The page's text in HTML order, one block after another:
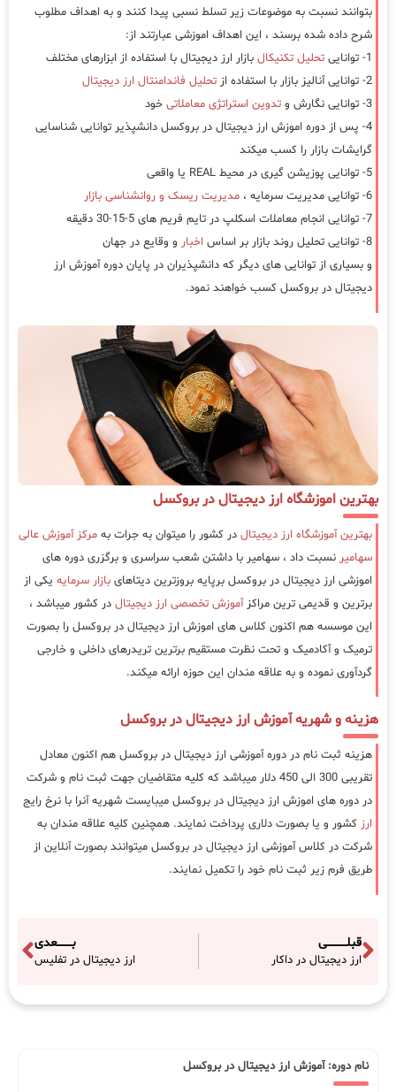
بتوانند نسبت به موضوعات زیر تسلط نسبی پیدا کنند و به اهداف مطلوب
شرح داده شده برسند ، این اهداف اموزشی عبارتند از:
1- توانایی
تحلیل تکنیکال بازار ارز دیجیتال با استفاده از ابزارهای مختلف
2- توانایی آنالیز بازار با استفاده از
تحلیل فاندامنتال ارز دیجیتال
3- توانایی نگارش و
تدوین استراتژی معاملاتی خود
4- پس از دوره اموزش ارز دیجیتال در بروکسل دانشپذیر توانایی شناسایی
گرایشات بازار را کسب میکند
5- توانایی پوزیشن گیری در محیط REAL یا واقعی
6- توانایی مدیریت سرمایه ،
مدیریت ریسک و روانشناسی بازار
7- توانایی انجام معاملات اسکلپ در تایم فریم های 5-15-30 دقیقه
8- توانایی تحلیل روند بازار بر اساس
اخبار و وقایع در جهان
و بسیاری از توانایی های دیگر که دانشپذیران در پایان دوره آموزش ارز
دیجیتال در بروکسل کسب خواهند نمود.
بهترین اموزشگاه ارز دیجیتال در بروکسل
بهترین آموزشگاه ارز دیجیتال در کشور را میتوان به جرات به مرکز آموزش عالی
سهامیر نسبت داد ، سهامیر با داشتن شعب سراسری و برگزری دوره های
اموزشی ارز دیجیتال در بروکسل برپایه بروزترین دیتاهای بازار سرمایه یکی از
برترین و قدیمی ترین مراکزآموزش تخصصی ارز دیجیتال در کشور میباشد ،
این موسسه هم اکنون کلاس های اموزش ارز دیجیتال در بروکسل را بصورت
ترمیک و آکادمیک و تحت نظرت مستقیم برترین تریدرهای داخلی و خارجی
گردآوری نموده و به علاقه مندان این حوزه ارائه میکند.
هزینه و شهریه آموزش ارز دیجیتال در بروکسل
هزینه ثبت نام در دوره آموزشی ارز دیجیتال در بروکسل هم اکنون معادل
تقریبی 300 الی 450 دلار میباشد که کلیه متقاضیان جهت ثبت نام و شرکت
در دوره های اموزش ارز دیجیتال در بروکسل میبایست شهریه آنرا با نرخ رایج
ارز کشور و یا بصورت دلاری پرداخت نمایند. همچنین کلیه علاقه مندان به
شرکت در کلاس آموزشی ارز دیجیتال در بروکسل میتوانند بصورت آنلاین از
طریق فرم زیر ثبت نام خود را تکمیل نمایند.
قبلـــــــــــی
ارز دیجیتال در داکار
بــــــــعدی
ارز دیجیتال در تفلیس
نام دوره: آموزش ارز دیجیتال در بروکسل